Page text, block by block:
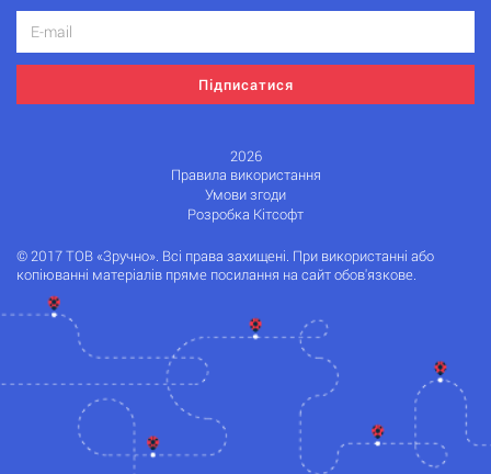
Підписатися
2026
Правила використання
Умови згоди
Розробка Кітсофт
© 2017 ТОВ «Зручно». Всі права захищені. При використанні або
копіюванні матеріалів пряме посилання на сайт обов'язкове.